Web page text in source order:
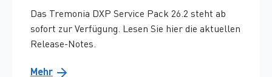
Das Tremonia DXP Service Pack 26.2 steht ab
sofort zur Verfügung. Lesen Sie hier die aktuellen
Release-Notes.
Mehr